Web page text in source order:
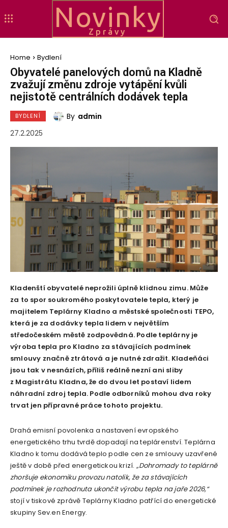
Novinky
Zprávy
Home Bydlení
Obyvatelé panelových domů na Kladně
zvažují změnu zdroje vytápění kvůli
nejistotě centrálních dodávek tepla
BYDLENÍ By admin
27.2.2025
Kladenští obyvatelé neprožili úplně klidnou zimu. Může
za to spor soukromého poskytovatele tepla, který je
majitelem Teplárny Kladno a městské společnosti TEPO,
která je za dodávky tepla lidem v největším
středočeském městě zodpovědná. Podle teplárny je
výroba tepla pro Kladno za stávajících podmínek
smlouvy značně ztrátová a je nutné zdražit. Kladeňáci
jsou tak v nesnázích, příliš reálně nezní ani sliby
z Magistrátu Kladna, že do dvou let postaví lidem
náhradní zdroj tepla. Podle odborníků mohou dva roky
trvat jen přípravné práce tohoto projektu.
Drahá emisní povolenka a nastavení evropského
energetického trhu tvrdě dopadají na teplárenství. Teplárna
Kladno k tomu dodává teplo podle cen ze smlouvy uzavřené
ještě v době před energetickou krizí. „Dohromady to teplárně
zhoršuje ekonomiku provozu natolik, že za stávajících
podmínek je rozhodnuta ukončit výrobu tepla na jaře 2026,“
stojí v tiskové zprávě Teplárny Kladno patřící do energetické
skupiny Sev.en Energy.